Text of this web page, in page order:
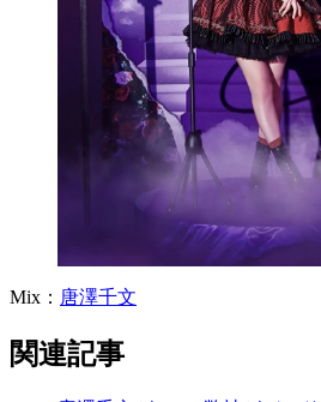
Mix： 唐澤千文
関連記事